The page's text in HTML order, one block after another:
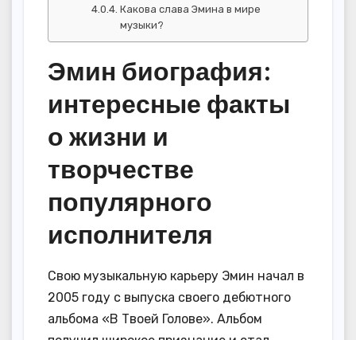
Какова слава Эмина в мире
музыки?
Эмин биография:
интересные факты
о жизни и
творчестве
популярного
исполнителя
Свою музыкальную карьеру Эмин начал в
2005 году с выпуска своего дебютного
альбома «В Твоей Голове». Альбом